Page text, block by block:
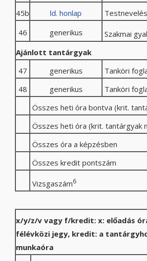
45b ld. honlap
46
generikus Szakmai
Ajánlott tantárgyak
47
generikus Tanköri
48
generikus
Tanköri
Összes heti óra bontva (krit.
Összes heti óra (krit. tantárgyak
Összes óra a képzésben
Összes kredit pontszám
Vizsgaszám6
x/y/z/v vagy f/kredit: x: előadás
félévközi jegy, kredit: a
munkaóra